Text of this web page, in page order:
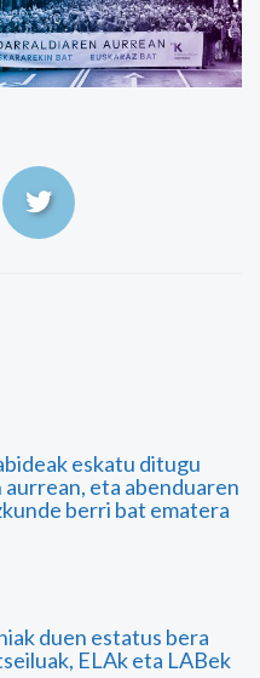
eskatu ditugu
eta abenduaren
berri bat ematera
duen estatus bera
ELAk eta LABek